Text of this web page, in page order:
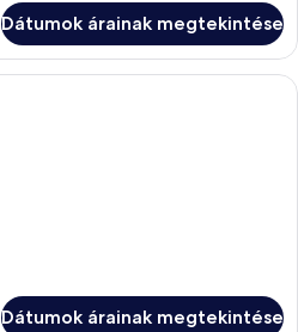
Dátumok árainak megtekintése
Egy kétágyas szoba,
Dátumok árainak megtekintése